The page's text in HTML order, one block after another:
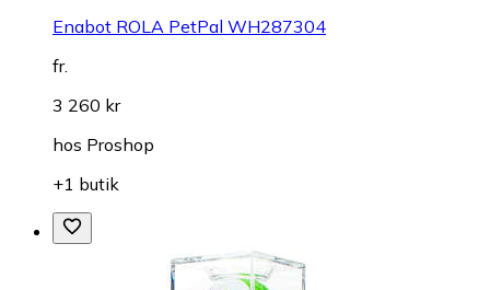
Enabot ROLA PetPal WH287304
fr.
3 260 kr
hos Proshop
+1 butik